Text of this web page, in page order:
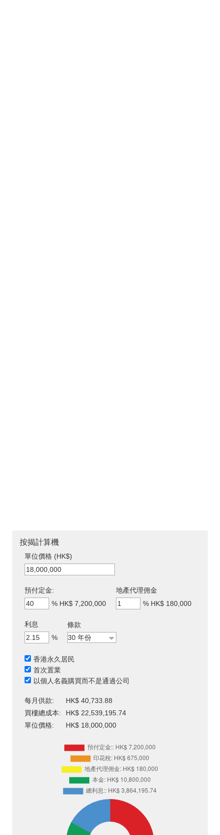
按揭計算機
單位價格 (HK$)
預付定金:
% HK$ 7,200,000
地產代理佣金
% HK$ 180,000
利息
%
條款
香港永久居民
首次置業
以個人名義購買而不是通過公司
每月供款:
HK$ 40,733.88
買樓總成本:
HK$ 22,539,195.74
單位價格:
HK$ 18,000,000